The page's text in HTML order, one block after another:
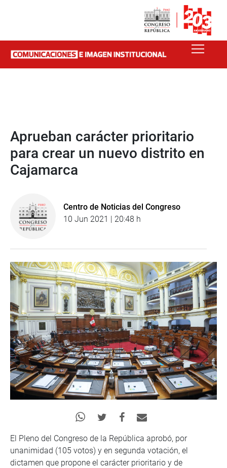
Aprueban carácter prioritario
para crear un nuevo distrito en
Cajamarca
Centro de Noticias del Congreso
10 Jun 2021 | 20:48 h
El Pleno del Congreso de la República aprobó, por
unanimidad (105 votos) y en segunda votación, el
dictamen que propone el carácter prioritario y de